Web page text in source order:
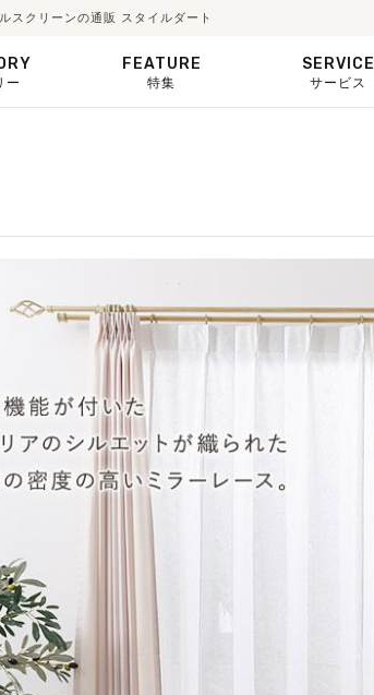
スクリーンの通販 スタイルダート
ー
FEATURE
特集
SERVICE
サービス